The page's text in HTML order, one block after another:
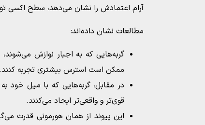
آرام اعتمادش را نشان می‌دهد، سطح اکسی
مطالعات نشان داده‌اند:
گربه‌هایی که به اجبار نوازش
ممکن است استرس بیشتری تجربه کنند.
در مقابل، گربه‌هایی که با میل خود
قوی‌تر و واقعی‌تر ایجاد می‌کنند.
این پیوند از همان هورمونی قدرت